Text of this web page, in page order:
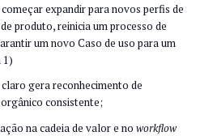
expandir para novos perfis de
produto, reinicia um processo de
um novo Caso de uso para um
1)
gera reconhecimento de
consistente;
na cadeia de valor e no workflow